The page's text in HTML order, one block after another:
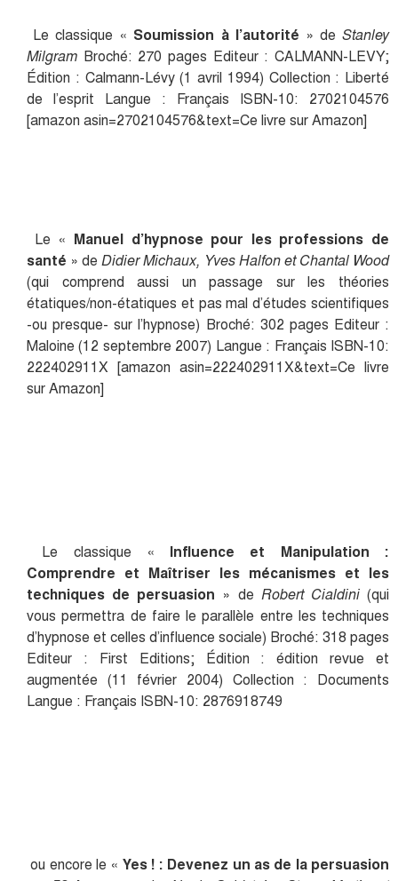
Le classique « Soumission à l’autorité » deStanley
Milgram Broché: 270 pages Editeur : CALMANN-LEVY;
Édition : Calmann-Lévy (1 avril 1994) Collection : Liberté
de l’esprit Langue : Français ISBN-10: 2702104576
[amazon asin=2702104576&text=Ce livre sur Amazon]
Le « Manuel d’hypnose pour les professions de
santé » deDidier Michaux, Yves Halfon et Chantal Wood
(qui comprend aussi un passage sur les théories
étatiques/non-étatiques et pas mal d’études scientifiques
-ou presque- sur l’hypnose) Broché: 302 pages Editeur :
Maloine (12 septembre 2007) Langue : Français ISBN-10:
222402911X [amazon asin=222402911X&text=Ce livre
sur Amazon]
Le classique « Influence et Manipulation :
Comprendre et Maîtriser les mécanismes et les
techniques de persuasion » de Robert Cialdini(qui
vous permettra de faire le parallèle entre les techniques
d’hypnose et celles d’influence sociale) Broché: 318 pages
Editeur : First Editions; Édition : édition revue et
augmentée (11 février 2004) Collection : Documents
Langue : Français ISBN-10: 2876918749
ou encore le « Yes ! : Devenez un as de la persuasion